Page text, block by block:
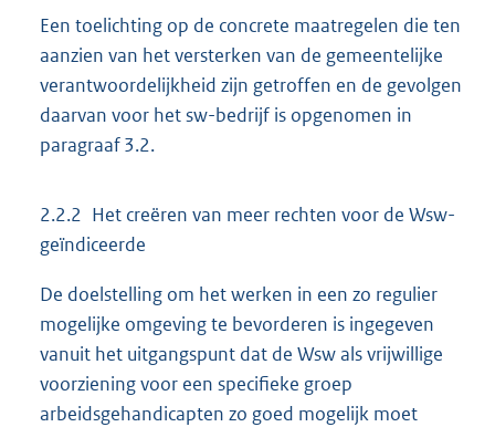
Een toelichting op de concrete maatregelen die ten
aanzien van het versterken van de gemeentelijke
verantwoordelijkheid zijn getroffen en de gevolgen
daarvan voor het sw-bedrijf is opgenomen in
paragraaf 3.2.
2.2.2 Het creëren van meer rechten voor de Wsw-
geïndiceerde
De doelstelling om het werken in een zo regulier
mogelijke omgeving te bevorderen is ingegeven
vanuit het uitgangspunt dat de Wsw als vrijwillige
voorziening voor een specifieke groep
arbeidsgehandicapten zo goed mogelijk moet